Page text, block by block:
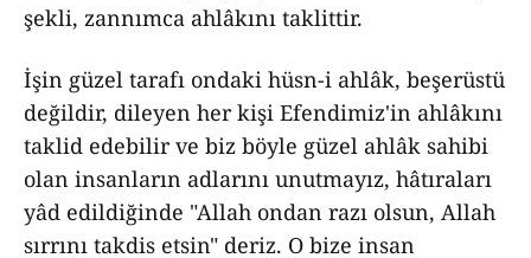
şekli, zannımca ahlâkını taklittir.
İşin güzel tarafı ondaki hüsn-i ahlâk, beşerüstü
değildir, dileyen her kişi Efendimiz'in ahlâkını
taklid edebilir ve biz böyle güzel ahlâk sahibi
olan insanların adlarını unutmayız, hâtıraları
yâd edildiğinde "Allah ondan razı olsun, Allah
sırrını takdis etsin" deriz. O bize insan